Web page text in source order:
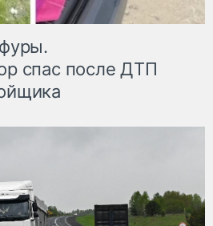
спас после ДТП